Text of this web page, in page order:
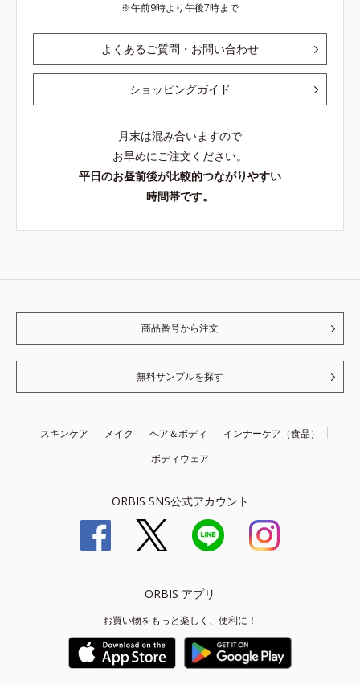
午前9時より午後7時まで
よくあるご質問・お問い合わせ
ショッピングガイド
月末は混み合いますので
お早めにご注文ください。
平日のお昼前後が比較的つながりやすい
時間帯です。
商品番号から注文
無料サンプルを探す
スキンケア メイク ヘア＆ボディ
インナーケア（食品）
ボディウェア
ORBIS SNS公式アカウント
ORBIS アプリ
お買い物をもっと楽しく、便利に！